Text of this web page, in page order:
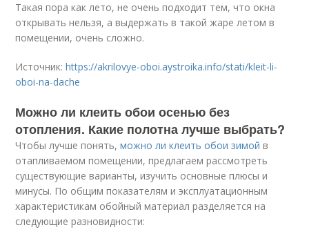
Такая пора как лето, не очень подходит тем, что окна
открывать нельзя, а выдержать в такой жаре летом в
помещении, очень сложно.
Источник:https://akrilovye-oboi.aystroika.info/stati/kleit-li-
oboi-na-dache
Можно ли клеить обои осенью без
отопления. Какие полотна лучше выбрать?
Чтобы лучше понять,можно ли клеить обои зимой в
отапливаемом помещении, предлагаем рассмотреть
существующие варианты, изучить основные плюсы и
минусы. По общим показателям и эксплуатационным
характеристикам обойный материал разделяется на
следующие разновидности: